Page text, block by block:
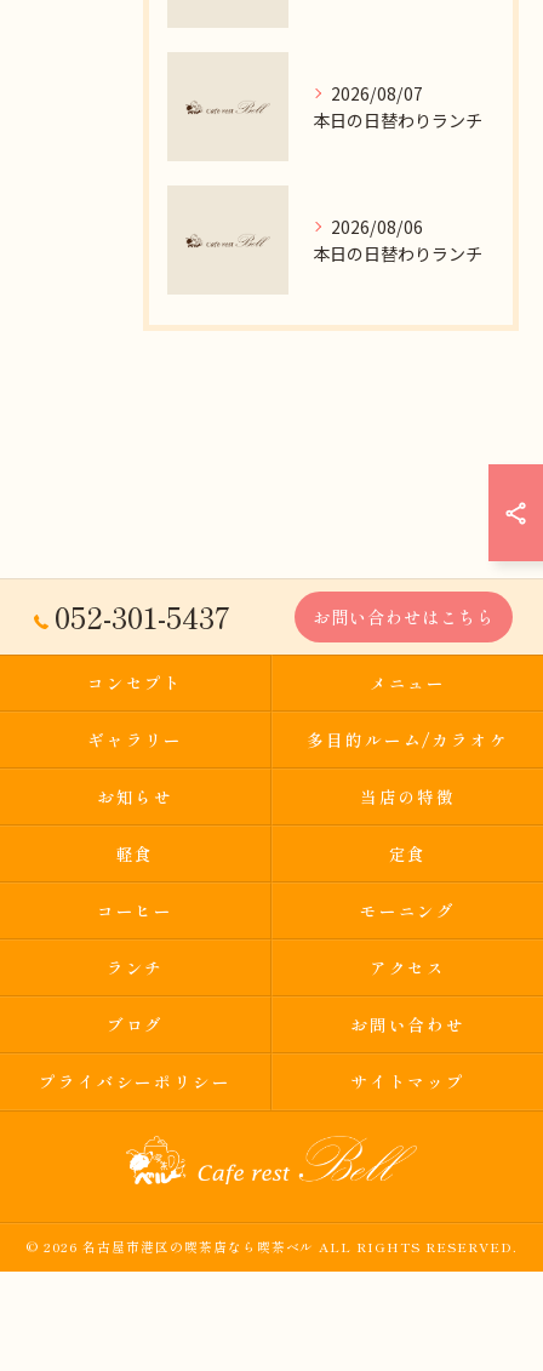
2026/08/07
本日の日替わりランチ
2026/08/06
本日の日替わりランチ
052-301-5437 お問い合わせはこちら
コンセプト メニュー
ギャラリー 多目的ルーム/カラオケ
お知らせ 当店の特徴
軽食 定食
コーヒー モーニング
ランチ アクセス
ブログ お問い合わせ
プライバシーポリシー サイトマップ
© 2026 名古屋市港区の喫茶店なら喫茶ベル ALL RIGHTS RESERVED.